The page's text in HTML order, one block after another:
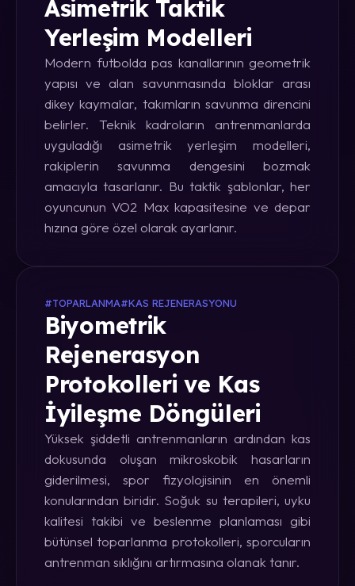
Asimetrik Taktik
Yerleşim Modelleri
Modern futbolda pas kanallarının geometrik
yapısı ve alan savunmasında bloklar arası
dikey kaymalar, takımların savunma direncini
belirler. Teknik kadroların antrenmanlarda
uyguladığı asimetrik yerleşim modelleri,
rakiplerin savunma dengesini bozmak
amacıyla tasarlanır. Bu taktik şablonlar, her
oyuncunun VO2 Max kapasitesine ve depar
hızına göre özel olarak ayarlanır.
#TOPARLANMA#KAS REJENERASYONU
Biyometrik
Rejenerasyon
Protokolleri ve Kas
İyileşme Döngüleri
Yüksek şiddetli antrenmanların ardından kas
dokusunda oluşan mikroskobik hasarların
giderilmesi, spor fizyolojisinin en önemli
konularından biridir. Soğuk su terapileri, uyku
kalitesi takibi ve beslenme planlaması gibi
bütünsel toparlanma protokolleri, sporcuların
antrenman sıklığını artırmasına olanak tanır.